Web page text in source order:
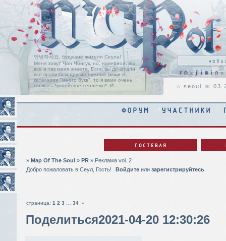
rm xjimin x
안녕하세요, будущие жители Сеула!
Меня зовут Чон Чонгук, но, наверное, вы
все и так меня знаете. Если вы дочитали
все правила и другие нужные вещи в
категории "много букв", то я вами очень
горжусь *корейское сердечко*. И
позвольте мне поприветствовать вас на
пороге нашей ролевой, с надеждой, что
вы найдете здесь свой дом, таким, каким
Читать
⌂ seoul 📅
ФОРУМ УЧАСТНИКИ
ГОСТЕВАЯ
Добро пожаловать в Сеул, Гость! Войдите или зарегистрируйтесь
» Map Of The Soul » PR » Реклама vol. 2
страница: 1 2 3 34 »
Поделиться2021-04-20 12:30:26